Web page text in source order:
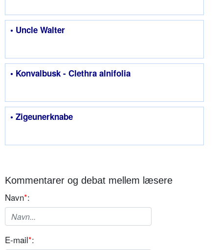
• Uncle Walter
• Konvalbusk - Clethra alnifolia
• Zigeunerknabe
Kommentarer og debat mellem læsere
Navn*:
E-mail*: